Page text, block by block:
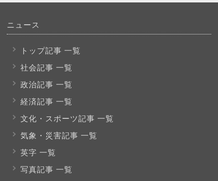
ニュース
トップ記事 一覧
社会記事 一覧
政治記事 一覧
経済記事 一覧
文化・スポーツ記事 一覧
気象・災害記事 一覧
英字 一覧
写真記事 一覧